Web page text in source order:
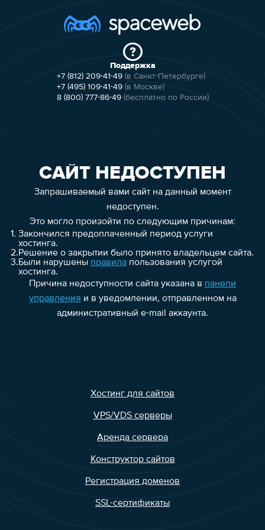
Поддержка
+7 (812) 209-41-49 (в Санкт-Петербурге)
+7 (495) 109-41-49 (в Москве)
8 (800) 777-86-49 (бесплатно по России)
САЙТ НЕДОСТУПЕН
Запрашиваемый вами сайт на данный момент
недоступен.
Это могло произойти по следующим причинам:
1. Закончился предоплаченный период услуги
хостинга.
2.Решение о закрытии было принято владельцем сайта.
3.Были нарушены правилапользования услугой
хостинга.
Причина недоступности сайта указана в панели
управления и в уведомлении, отправленном на
административный e-mail аккаунта.
Хостинг для сайтов
VPS/VDS серверы
Аренда сервера
Конструктор сайтов
Регистрация доменов
SSL-сертификаты